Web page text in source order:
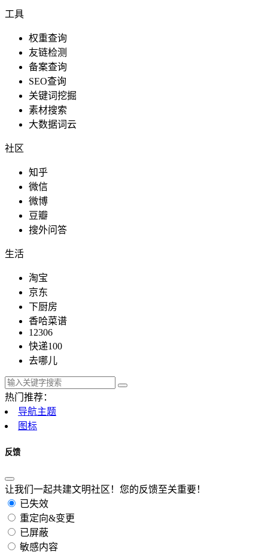
工具
权重查询
友链检测
备案查询
SEO查询
关键词挖掘
素材搜索
大数据词云
社区
知乎
微信
微博
豆瓣
搜外问答
生活
淘宝
京东
下厨房
香哈菜谱
12306
快递100
去哪儿
热门推荐：
导航主题
图标
反馈
让我们一起共建文明社区！您的反馈至关重要！
已失效
重定向&变更
已屏蔽
敏感内容